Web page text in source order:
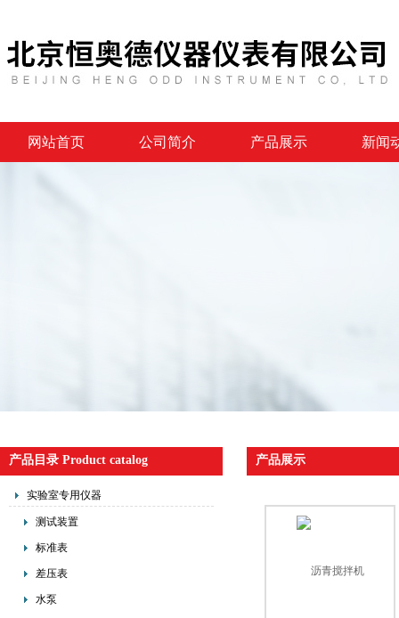
网站首页 公司简介 产品展示 新闻
产品目录 Product catalog
实验室专用仪器
测试装置
标准表
差压表
水泵
产品展示